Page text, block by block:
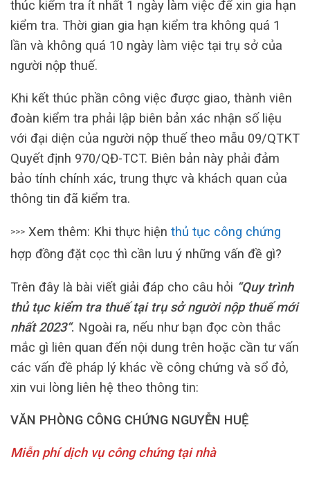
thúc kiểm tra ít nhất 1 ngày làm việc để xin gia hạn
kiểm tra. Thời gian gia hạn kiểm tra không quá 1
lần và không quá 10 ngày làm việc tại trụ sở của
người nộp thuế.
Khi kết thúc phần công việc được giao, thành viên
đoàn kiểm tra phải lập biên bản xác nhận số liệu
với đại diện của người nộp thuế theo mẫu 09/QTKT
Quyết định 970/QĐ-TCT. Biên bản này phải đảm
bảo tính chính xác, trung thực và khách quan của
thông tin đã kiểm tra.
>>> Xem thêm: Khi thực hiện thủ tục công chứng
hợp đồng đặt cọc thì cần lưu ý những vấn đề gì?
Trên đây là bài viết giải đáp cho câu hỏi “Quy trình
thủ tục kiểm tra thuế tại trụ sở người nộp thuế mới
nhất 2023“. Ngoài ra, nếu như bạn đọc còn thắc
mắc gì liên quan đến nội dung trên hoặc cần tư vấn
các vấn đề pháp lý khác về công chứng và sổ đỏ,
xin vui lòng liên hệ theo thông tin:
VĂN PHÒNG CÔNG CHỨNG NGUYỄN HUỆ
Miễn phí dịch vụ công chứng tại nhà